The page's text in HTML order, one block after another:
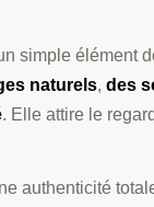
simple élément
naturels, des
. Elle attire le
authenticité